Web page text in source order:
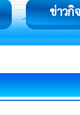
ข่าวกิ